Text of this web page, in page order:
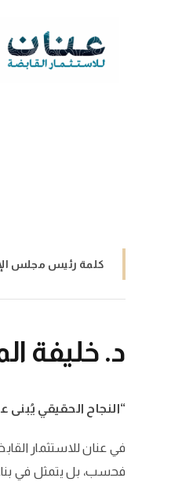
كلمة رئيس مجلس
د. خليفة
“النجاح الحقيقي يُبنى
في عنان للاستثمار
فحسب، بل يتمثل في